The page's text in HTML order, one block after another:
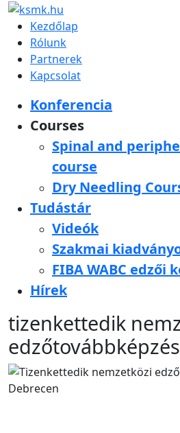
Kezdőlap
Rólunk
Partnerek
Kapcsolat
Konferencia
Courses
Spinal and
course
Dry Needling
Tudástár
Videók
Szakmai
FIBA WABC edzői
Hírek
tizenkettedik
edzőtovábbképzés